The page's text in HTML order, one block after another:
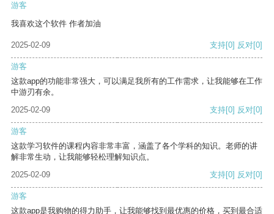
游客
我喜欢这个软件 作者加油
2025-02-09 支持[0] 反对[0]
游客
这款app的功能非常强大，可以满足我所有的工作需求，让我能够在工作
中游刃有余。
2025-02-09
支持[0] 反对[0]
游客
这款学习软件的课程内容非常丰富，涵盖了各个学科的知识。老师的讲
解非常生动，让我能够轻松理解知识点。
2025-02-09
支持[0] 反对[0]
游客
这款app是我购物的得力助手，让我能够找到最优惠的价格，买到最合适